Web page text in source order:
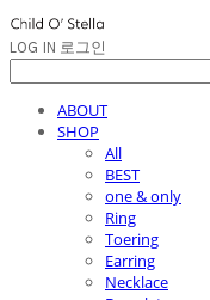
LOG IN 로그인
ABOUT
SHOP
All
BEST
one & only
Ring
Toering
Earring
Necklace